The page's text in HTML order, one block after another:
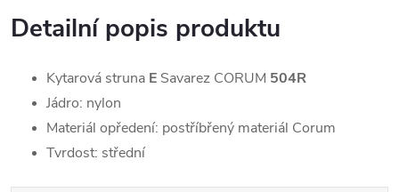
Detailní popis produktu
Kytarová struna E Savarez CORUM 504R
Jádro: nylon
Materiál opředení: postříbřený materiál Corum
Tvrdost: střední